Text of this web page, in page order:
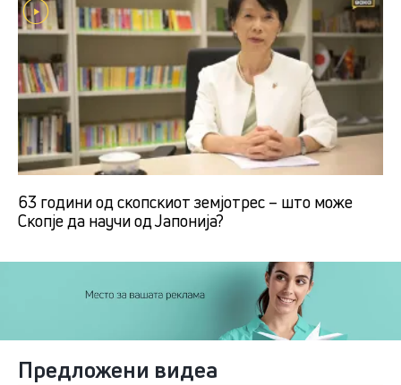
63 години од скопскиот земјотрес – што може
Скопје да научи од Јапонија?
Предложени видеа